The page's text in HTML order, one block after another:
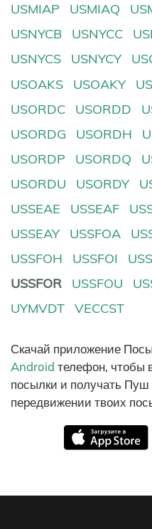
USMIAP
USMIAQ
USNYCB
USNYCC
USNYCS
USNYCY
USOAKS
USOAKY
USORDC
USORDD
USORDG
USORDH
USORDP
USORDQ
USORDU
USORDY
USSEAE
USSEAF
USSEAY
USSFOA
USSFOH
USSFOI
USSFOR
USSFOU
UYMVDT
VECCST
Скачай приложение
Android телефон, чтобы
посылки и получать
передвижении твоих